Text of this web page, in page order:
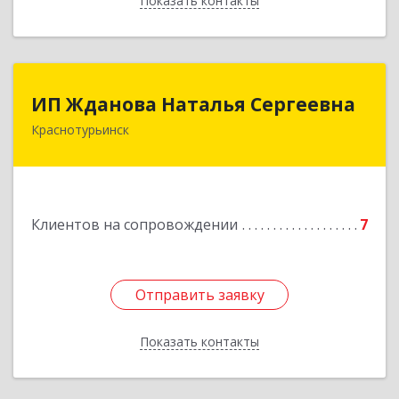
ИП Жданова Наталья Сергеевна
Краснотурьинск
Клиентов на сопровождении 7
Отправить заявку
Показать контакты
Отправить заявку
Назад